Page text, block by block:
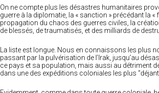
On ne compte plus les désastres humanitaires
guerre à la diplomatie, la « sanction » précédant la
propagation du chaos des guerres civiles, la
de blessés, de traumatisés, et des milliards de
La liste est longue. Nous en connaissons les plus
passant par la pulvérisation de l’Irak, jusqu’au
ce pays et sa population, mais aussi au détriment
dans une des expéditions coloniales les plus